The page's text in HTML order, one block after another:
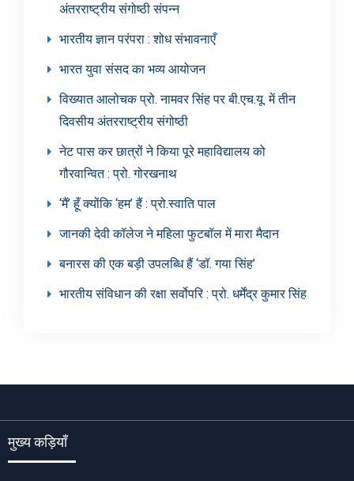
अंतरराष्ट्रीय संगोष्ठी संपन्न
भारतीय ज्ञान परंपरा : शोध संभावनाएँ
भारत युवा संसद का भव्य आयोजन
विख्यात आलोचक प्रो. नामवर सिंह पर बी.एच.यू. में तीन
दिवसीय अंतरराष्ट्रीय संगोष्ठी
नेट पास कर छात्रों ने किया पूरे महाविद्यालय को
गौरवान्वित : प्रो. गोरखनाथ
‘मैं’ हूँ क्योंकि ‘हम’ हैं : प्रो.स्वाति पाल
जानकी देवी कॉलेज ने महिला फुटबॉल में मारा मैदान
बनारस की एक बड़ी उपलब्धि हैं ‘डॉ. गया सिंह’
भारतीय संविधान की रक्षा सर्वोपरि : प्रो. धर्मेंद्र कुमार सिंह
मुख्य कड़ियाँ